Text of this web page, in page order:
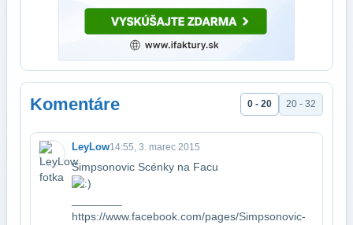
Komentáre 0 - 20 20 - 32
LeyLow14:55, 3. marec 2015
Simpsonovic Scénky na Facu
https://www.facebook.com/pages/Simpsonovic-